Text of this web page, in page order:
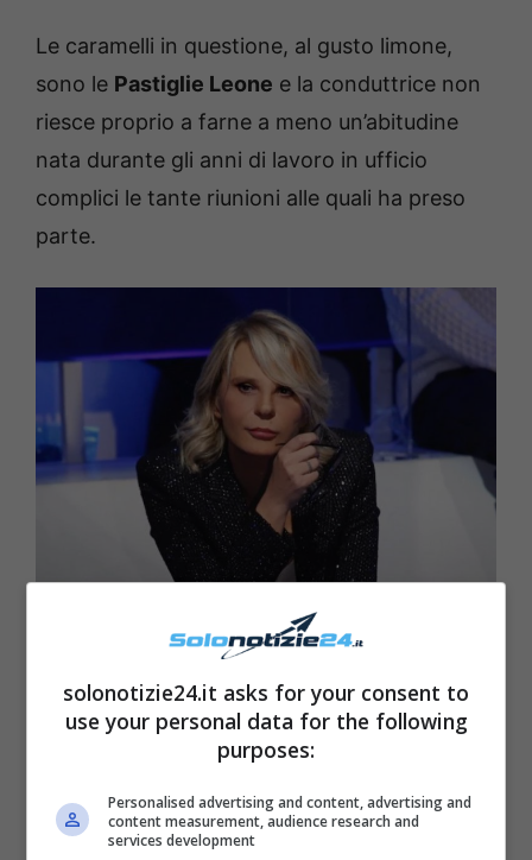
Le caramelli in questione, al gusto limone,
sono le Pastiglie Leone e la conduttrice non
riesce proprio a farne a meno un’abitudine
nata durante gli anni di lavoro in ufficio
complici le tante riunioni alle quali ha preso
parte.
Maria De Filippi caramelle – Solonotizie24
solonotizie24.it asks for your consent to
use your personal data for the following
purposes:
Personalised advertising and content, advertising and
content measurement, audience research and
services development